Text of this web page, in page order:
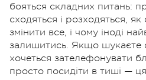
бояться складних питань:
сходяться і розходяться,
змінити все, і чому іноді
залишитись. Якщо шукаєте
хочеться зателефонувати
просто посидіти в тиші —